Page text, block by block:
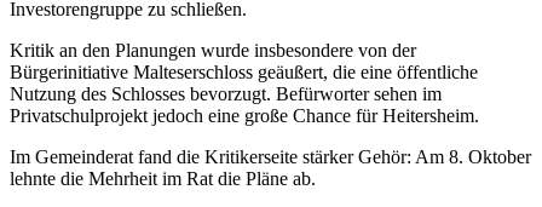
Investorengruppe zu schließen.
Kritik an den Planungen wurde insbesondere von der
Bürgerinitiative Malteserschloss geäußert, die eine öffentliche
Nutzung des Schlosses bevorzugt. Befürworter sehen im
Privatschulprojekt jedoch eine große Chance für Heitersheim.
Im Gemeinderat fand die Kritikerseite stärker Gehör: Am 8. Oktober
lehnte die Mehrheit im Rat die Pläne ab.